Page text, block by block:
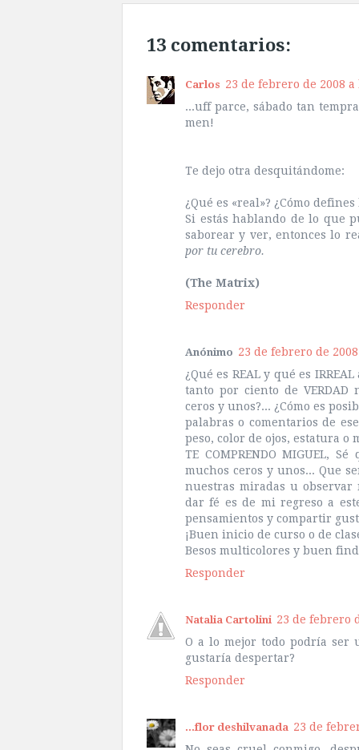
13 comentarios:
Carlos 23 de febrero de 2008 a
...uff parce, sábado tan
men!
Te dejo otra desquitándome:
¿Qué es «real»? ¿Cómo
Si estás hablando de lo que
saborear y ver, entonces lo
por tu cerebro.
(The Matrix)
Responder
Anónimo 23 de febrero de
¿Qué es REAL y qué es
tanto por ciento de VERDAD
ceros y unos?... ¿Cómo es
palabras o comentarios de
peso, color de ojos, estatura o
TE COMPRENDO MIGUEL,
muchos ceros y unos... Que
nuestras miradas u
dar fé es de mi regreso a
pensamientos y compartir
¡Buen inicio de curso o de
Besos multicolores y buen
Responder
Natalia Cartolini 23 de febrero
O a lo mejor todo podría ser
gustaría despertar?
Responder
...flor deshilvanada 23 de